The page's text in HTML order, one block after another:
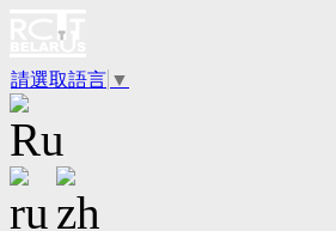
請選取語言 ▼